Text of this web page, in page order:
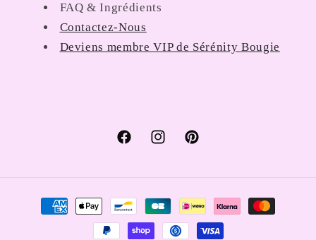
FAQ & Ingrédients
Contactez-Nous
Deviens membre VIP de Sérénity Bougie
FacebookInstagramPinterest
Formas